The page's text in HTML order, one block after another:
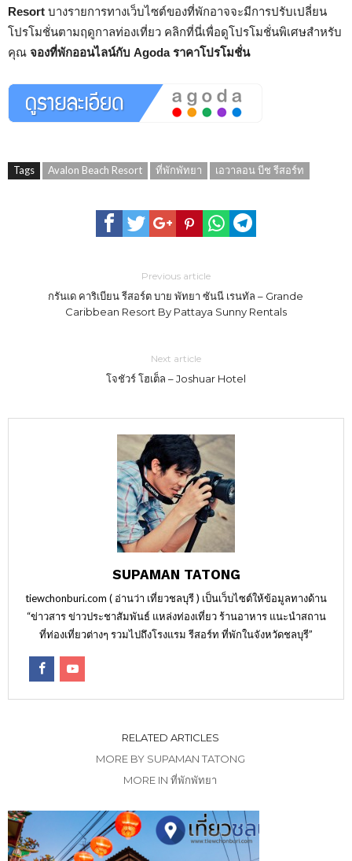
Resort บางรายการทางเว็บไซต์ของที่พักอาจจะมีการปรับเปลี่ยน
โปรโมชั่นตามฤดูกาลท่องเที่ยว คลิกที่นี่เพื่อดูโปรโมชั่นพิเศษสำหรับ
คุณ จองที่พักออนไลน์กับ Agoda ราคาโปรโมชั่น
Tags Avalon Beach Resort ที่พักพัทยา เอวาลอน บีช รีสอร์ท
Previous article
กรันเด คาริเบียน รีสอร์ต บาย พัทยา ซันนี เรนทัล – Grande
Caribbean Resort By Pattaya Sunny Rentals
Next article
โจชัวร์ โฮเต็ล – Joshuar Hotel
SUPAMAN TATONG
tiewchonburi.com ( อ่านว่า เที่ยวชลบุรี ) เป็นเว็บไซต์ให้ข้อมูลทางด้าน
“ข่าวสาร ข่าวประชาสัมพันธ์ แหล่งท่องเที่ยว ร้านอาหาร แนะนำสถาน
ที่ท่องเที่ยวต่างๆ รวมไปถึงโรงแรม รีสอร์ท ที่พักในจังหวัดชลบุรี”
RELATED ARTICLES
MORE BY SUPAMAN TATONG
MORE IN ที่พักพัทยา